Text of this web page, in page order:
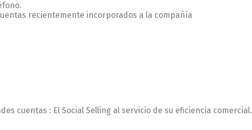
recientemente incorporados a la compañía
cuentas : El Social Selling al servicio de su eficiencia comercial.